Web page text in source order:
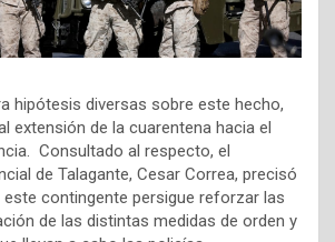
hipótesis diversas sobre este hecho,
extensión de la cuarentena hacia el
Consultado al respecto, el
de Talagante, Cesar Correa, precisó
contingente persigue reforzar las
de las distintas medidas de orden y